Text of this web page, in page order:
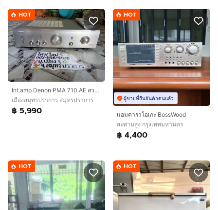
HOT
Int.amp Denon PMA 710 AE สวยมาก
เมืองสมุทรปราการ สมุทรปราการ
฿ 5,990
HOT
ผู้ขายที่ยืนยันตัวตนแล้ว
แอมคาราโอเกะ BossWood
สะพานสูง กรุงเทพมหานคร
฿ 4,400
HOT HOT